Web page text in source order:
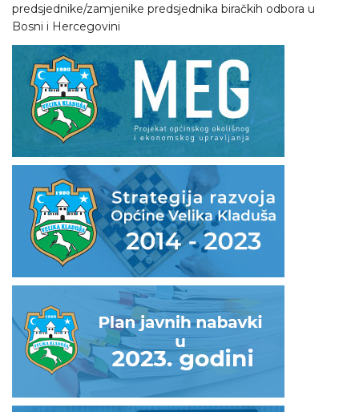
predsjednike/zamjenike predsjednika biračkih odbora u
Bosni i Hercegovini